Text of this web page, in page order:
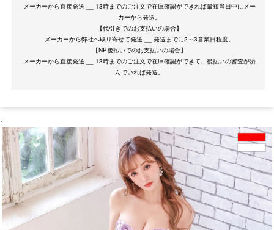
OriginalBrand
メーカーから直接発送 __ 13時までのご注文で在庫確認ができれば最短当日中にメー
カーから発送。
【代引きでのお支払いの場合】
メーカーから弊社へ取り寄せて発送 __ 発送までに2～3営業日程度。
【NP後払いでのお支払いの場合】
メーカーから直接発送 __ 13時までのご注文で在庫確認ができて、後払いの審査が済
.